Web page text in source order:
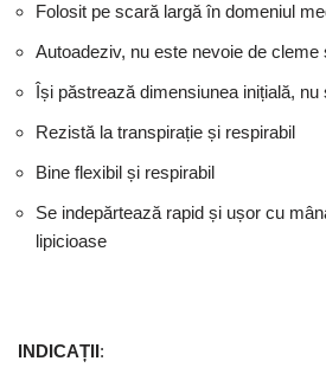
Folosit pe scară largă în domeniul
Autoadeziv, nu este nevoie de
Își păstrează dimensiunea inițială, nu
Rezistă la transpirație și respirabil
Bine flexibil și respirabil
Se indepărtează rapid și ușor cu
lipicioase
INDICAȚII: